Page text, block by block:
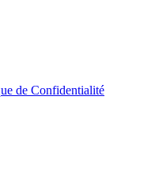
de Confidentialité